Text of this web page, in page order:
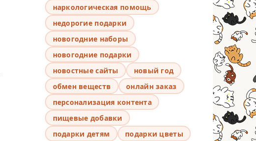
наркологическая помощь
недорогие подарки
новогодние наборы
новогодние подарки
новостные сайты
новый год
обмен веществ
онлайн заказ
персонализация контента
пищевые добавки
подарки детям
подарки цветы